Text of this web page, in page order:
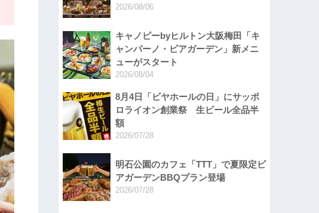
2026/08/06
キャノピーbyヒルトン大阪梅田「キ
ャンパーノ・ビアガーデン」新メニ
ューがスタート
2026/08/04
8月4日「ビヤホールの日」にサッポ
ロライオン創業祭 生ビール全品半
額
2026/07/28
明石公園のカフェ「TTT」で夏限定ビ
アガーデンBBQプラン登場
2026/07/28